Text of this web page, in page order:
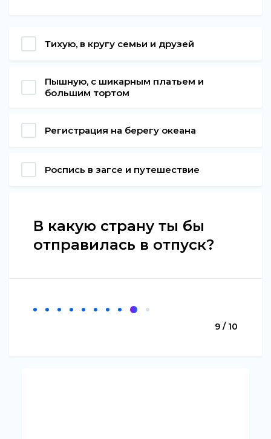
Тихую, в кругу семьи и друзей
Пышную, с шикарным платьем и
большим тортом
Регистрация на берегу океана
Роспись в загсе и путешествие
В какую страну ты бы
отправилась в отпуск?
9 / 10